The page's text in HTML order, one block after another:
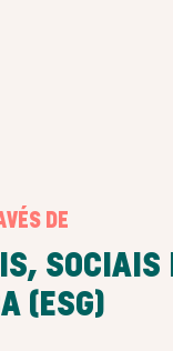
DE
SOCIAIS
(ESG)